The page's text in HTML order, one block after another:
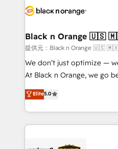
embark on a
business up for long-term
business. If not now, when?
référencement, votre
projet HubSpot avec DIGITALISIM :
migration et intégration
Développement des
métiers ⚙️ Configuration de la plateforme HubSpot
Book Process & Guidelines
Formations des utilisateurs
Black n Orange 🇺🇸
提供元：Black n Orange 🇺🇸
We don’t just optimize —
At Black n Orange, we go
Marketing with our
BOOMS and BOOST.
combination that has
businesses worldwide. As Elite HubSpot Partners, we
Elite5.0